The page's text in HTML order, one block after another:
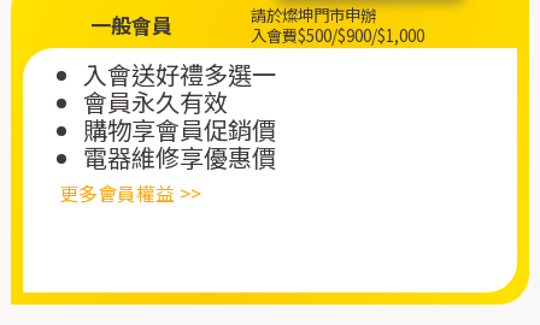
一般會員
請於燦坤門市申辦
入會費$500/$900/$1,000
入會送好禮多選一
會員永久有效
購物享會員促銷價
電器維修享優惠價
更多會員權益 >>